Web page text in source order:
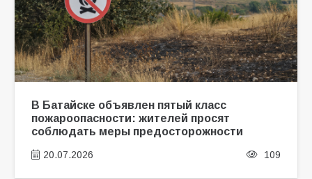
В Батайске объявлен пятый класс
пожароопасности: жителей просят
соблюдать меры предосторожности
20.07.2026 109